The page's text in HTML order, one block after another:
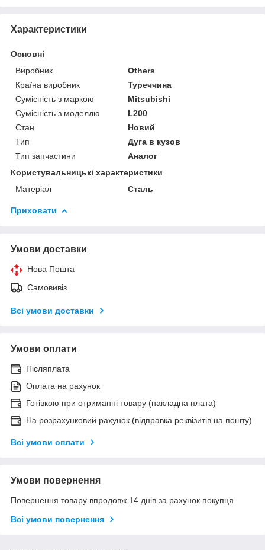
Характеристики
Основні
Виробник
Others
Країна виробник
Туреччина
Сумісність з маркою
Mitsubishi
Сумісність з моделлю
L200
Стан
Новий
Тип
Дуга в кузов
Тип запчастини
Аналог
Користувальницькі характеристики
Матеріал
Сталь
Приховати
Умови доставки
Нова Пошта
Самовивіз
Всі умови доставки
Умови оплати
Післяплата
Оплата на рахунок
Готівкою при отриманні товару (накладна плата)
На розрахунковий рахунок (відправка реквізитів на пошту)
Всі умови оплати
Умови повернення
Повернення товару впродовж 14 днів за рахунок покупця
Всі умови повернення